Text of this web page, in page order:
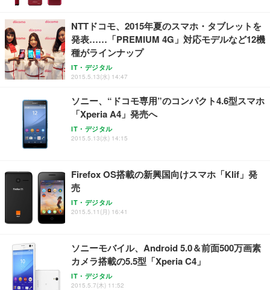
務用 おしゃれ パソコンチェア (ホワイト)
ANDWINT オフィスチェア デスクチェア 肘なし メ
ッシュ 通気性 ランバーサポート付き 腰サポート ガ
ス圧無段階昇降 360度回転 キャスター付き コンパク
ト 幅52×奥行58.5×高さ84～96cm テレワーク 在宅
￥4,139
【MiniLED/24.5inch/280Hz/FHD】GRAPHT THE S
HOOTER Gaming Monitor 24” Essential ゲーミン
グモニター QD 24.5インチ 1ms FHD 量子ドット 残
像低減 (3年保証 | 輝点保証 | 日本メーカー)
￥34,980
アイリスオーヤマ ペットシーツ 超厚型 お徳用 レギ
ュラー 200枚入【Amazon.co.jp限定】
￥3,731
NTTドコモ、2015年夏のスマホ・タブレットを
発表……「PREMIUM 4G」対応モデルなど12機
種がラインナップ
IT・デジタル
2015.5.13(水) 14:47
ソニー、“ドコモ専用”のコンパクト4.6型スマホ
「Xperia A4」発売へ
IT・デジタル
2015.5.13(水) 14:15
Firefox OS搭載の新興国向けスマホ「Klif」発
売
IT・デジタル
2015.5.11(月) 16:41
ソニーモバイル、Android 5.0＆前面500万画素
カメラ搭載の5.5型「Xperia C4」
IT・デジタル
2015.5.7(木) 11:52